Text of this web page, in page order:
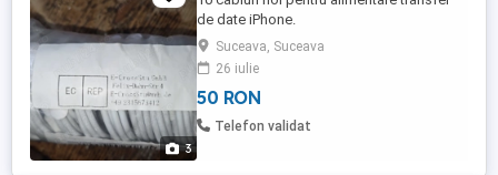
3
de date iPhone.
Suceava, Suceava
26 iulie
50 RON
Telefon validat